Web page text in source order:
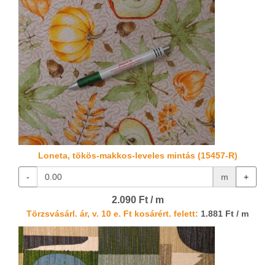
Loneta, tökös-makkos-leveles mintás (15457-R)
- m +
2.090 Ft / m
Törzsvásárl. ár, v. 10 e. Ft kosárért. felett: 1.881 Ft / m